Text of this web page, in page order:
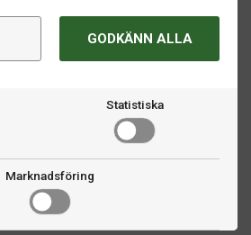
GODKÄNN ALLA
Statistiska
Marknadsföring